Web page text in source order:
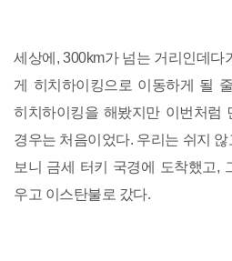
세상에, 300km가 넘는 거리인데다
게 히치하이킹으로 이동하게 될
히치하이킹을 해봤지만 이번처럼
경우는 처음이었다. 우리는 쉬지
보니 금세 터키 국경에 도착했고,
우고 이스탄불로 갔다.